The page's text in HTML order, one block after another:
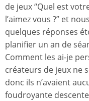
de jeux “Quel est
l’aimez vous ?” et
quelques réponses
planifier un an de
Comment les ai-je
créateurs de jeux ne
donc ils n’avaient
foudroyante